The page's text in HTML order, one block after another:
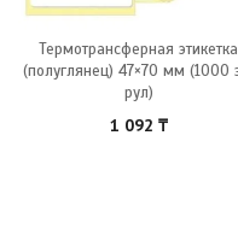
Термотрансферная этикетка
(полуглянец) 47×70 мм (1000
рул)
1 092 ₸